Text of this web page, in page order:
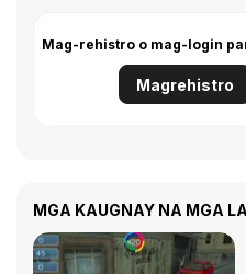
Mag-rehistro o mag-login
Magrehistro
MGA KAUGNAY NA MGA